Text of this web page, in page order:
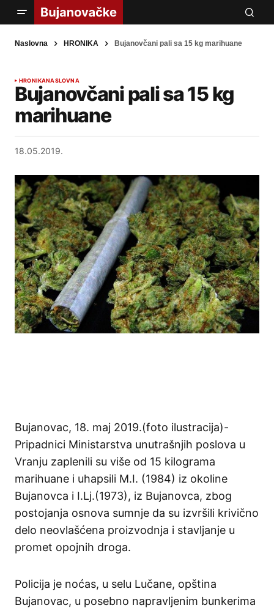
Naslovna HRONIKA Bujanovčani pali sa 15 kg marihuane
HRONIKANASLOVNA
Bujanovčani pali sa 15 kg
marihuane
18.05.2019.
Bujanovac, 18. maj 2019.(foto ilustracija)-
Pripadnici Ministarstva unutrašnjih poslova u
Vranju zaplenili su više od 15 kilograma
marihuane i uhapsili M.I. (1984) iz okoline
Bujanovca i I.Lj.(1973), iz Bujanovca, zbog
postojanja osnova sumnje da su izvršili krivično
delo neovlašćena proizvodnja i stavljanje u
promet opojnih droga.
Policija je noćas, u selu Lučane, opština
Bujanovac, u posebno napravljenim bunkerima